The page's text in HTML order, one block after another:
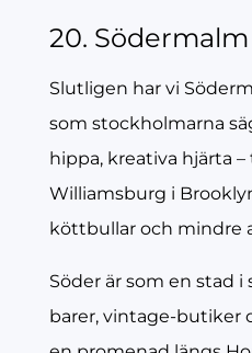
20. Södermalm
Slutligen har vi
som stockholmarna
hippa, kreativa hjärta
Williamsburg i
köttbullar och mindre
Söder är som en stad i
barer, vintage-butiker